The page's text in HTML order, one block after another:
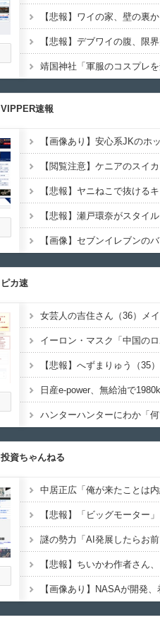
【悲報】デブワイの腹、限
靖国神社「軍服のコスプレを
VIPPER速報
ピカ速
投資ちゃんねる